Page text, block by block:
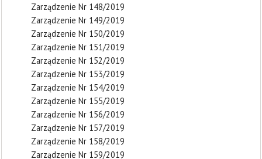
Zarządzenie Nr 148/2019
Zarządzenie Nr 149/2019
Zarządzenie Nr 150/2019
Zarządzenie Nr 151/2019
Zarządzenie Nr 152/2019
Zarządzenie Nr 153/2019
Zarządzenie Nr 154/2019
Zarządzenie Nr 155/2019
Zarządzenie Nr 156/2019
Zarządzenie Nr 157/2019
Zarządzenie Nr 158/2019
Zarządzenie Nr 159/2019